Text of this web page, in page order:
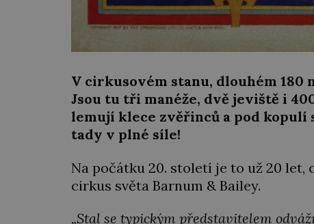
V cirkusovém stanu, dlouhém
Jsou tu tři manéže, dvě jeviště i
lemují klece zvěřinců a pod
tady v plné síle!
Na počátku 20. století je to už 20 let,
cirkus světa Barnum & Bailey.
„Stal se typickým představitelem